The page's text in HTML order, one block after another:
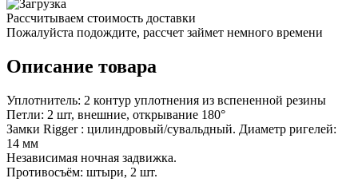
Рассчитываем стоимость доставки
Пожалуйста подождите, рассчет займет немного времени
Описание товара
Уплотнитель: 2 контур уплотнения из вспененной резины
Петли: 2 шт, внешние, открывание 180°
Замки Rigger : цилиндровый/сувальдный. Диаметр ригелей:
14 мм
Независимая ночная задвижка.
Противосъём: штыри, 2 шт.